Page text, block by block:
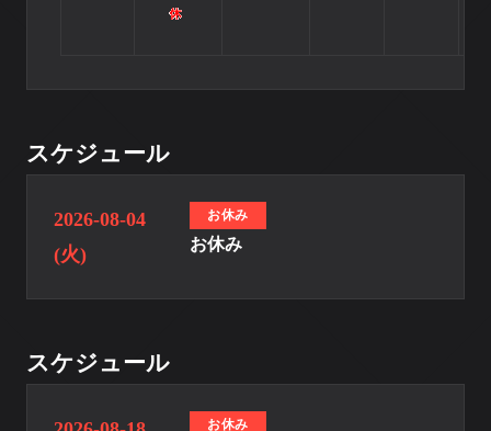
スケジュール
2026-08-04
(火)
お休み
お休み
スケジュール
お休み